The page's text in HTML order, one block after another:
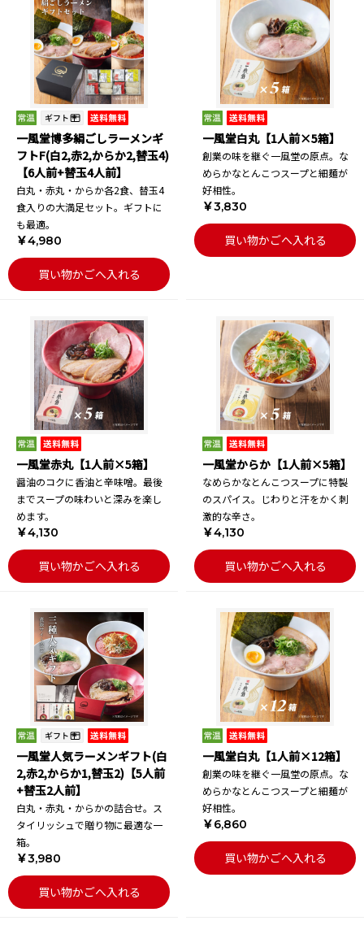
一風堂博多絹ごしラーメンギ
フトF(白2,赤2,からか2,替玉4)
【6人前+替玉4人前】
白丸・赤丸・からか各2食、替玉4
食入りの大満足セット。ギフトに
も最適。
￥4,980
買い物かごへ入れる
一風堂白丸【1人前×5箱】
創業の味を継ぐ一風堂の原点。な
めらかなとんこつスープと細麺が
好相性。
￥3,830
買い物かごへ入れる
一風堂赤丸【1人前×5箱】
醤油のコクに香油と辛味噌。最後
までスープの味わいと深みを楽し
めます。
￥4,130
買い物かごへ入れる
一風堂からか【1人前×5箱】
なめらかなとんこつスープに特製
のスパイス。じわりと汗をかく刺
激的な辛さ。
￥4,130
買い物かごへ入れる
一風堂人気ラーメンギフト(白
2,赤2,からか1,替玉2)【5人前
+替玉2人前】
白丸・赤丸・からかの詰合せ。ス
タイリッシュで贈り物に最適な一
箱。
￥3,980
買い物かごへ入れる
一風堂白丸【1人前×12箱】
創業の味を継ぐ一風堂の原点。な
めらかなとんこつスープと細麺が
好相性。
￥6,860
買い物かごへ入れる